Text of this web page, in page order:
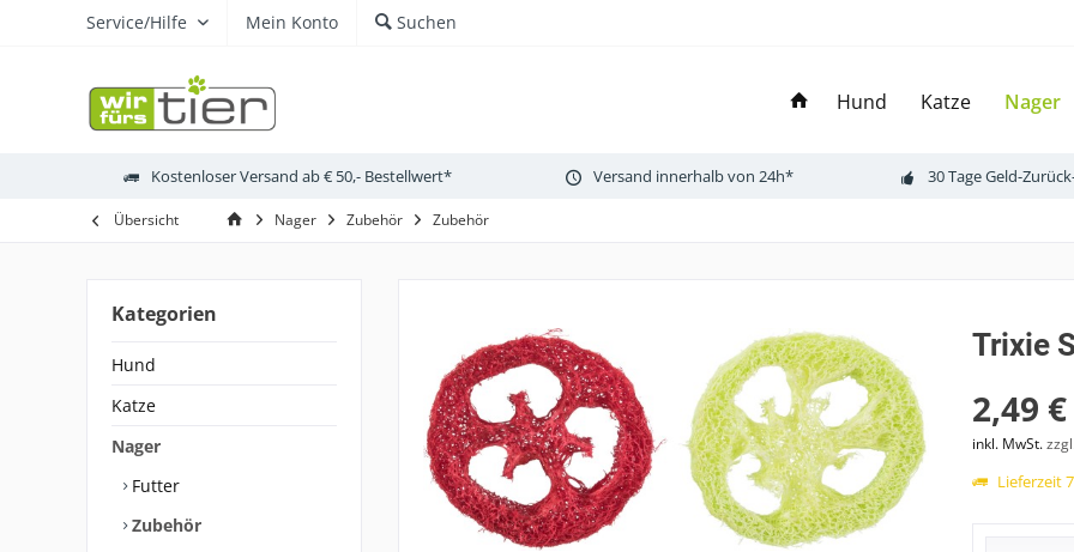
Service/Hilfe Mein Konto Suchen
Hund Katze Nager
Kostenloser Versand ab € 50,- Bestellwert* Versand innerhalb von 24h* 30 Tage Geld-
Übersicht Nager Zubehör Zubehör
Kategorien
Hund
Katze
Nager
Futter
Zubehör
Trixie
2,49
inkl. MwSt.
Lieferzeit